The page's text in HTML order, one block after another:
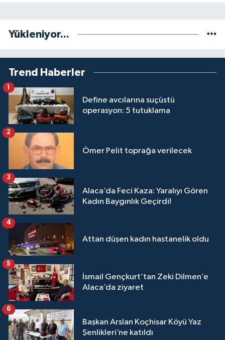
Yükleniyor...
Trend Haberler
Define avcılarına suçüstü
operasyon: 5 tutuklama
1
Ömer Pelit toprağa verilecek
2
Alaca’da Feci Kaza: Yaralıyı Gören
Kadın Baygınlık Geçirdi!
3
Attan düşen kadın hastanelik oldu
4
İsmail Gençkurt’tan Zeki Dilmen’e
Alaca’da ziyaret
5
Başkan Arslan Koçhisar Köyü Yaz
Şenlikleri’ne katıldı
6